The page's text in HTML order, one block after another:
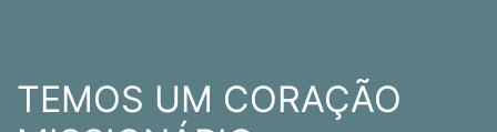
Pesquisar
por:
TEMOS UM CORAÇÃO